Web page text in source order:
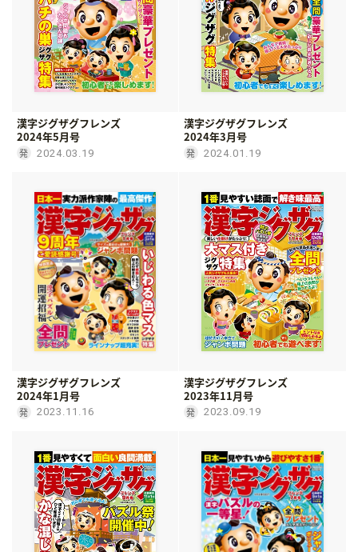
漢字ジグザグフレンズ
2024年5月号
2024.03.19
漢字ジグザグフレンズ
2024年3月号
2024.01.19
漢字ジグザグフレンズ
2024年1月号
2023.11.16
漢字ジグザグフレンズ
2023年11月号
2023.09.19